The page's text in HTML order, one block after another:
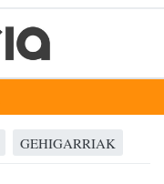
GEHIGARRIAK